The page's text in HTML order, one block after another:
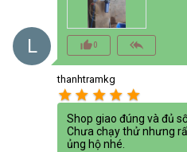
L thumb_up_alt0 reply_all
thanhtramkg
star star star star star
Shop giao đúng và đủ
Chưa chạy thử nhưng
ủng hộ nhé.